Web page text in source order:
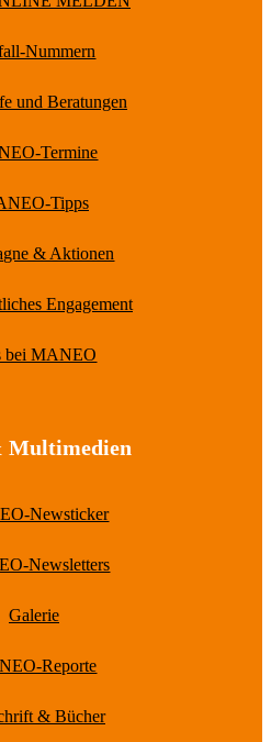
Nummern
und Beratungen
Termine
Tipps
& Aktionen
Engagement
bei MANEO
Multimedien
Newsticker
Newsletters
Galerie
Reporte
& Bücher